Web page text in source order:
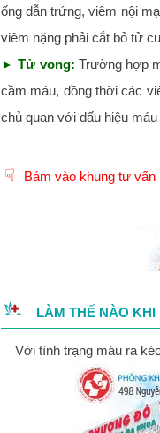
ống dẫn trứng, viêm nội
viêm nặng phải cắt bỏ tử
►Tử vong: Trường hợp
cầm máu, đồng thời các
chủ quan với dấu hiệu
☟ Bám vào khung tư
LÀM THẾ NÀO KHI
Với tình trạng máu ra